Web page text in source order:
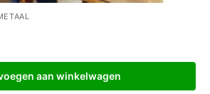
aan winkelwagen